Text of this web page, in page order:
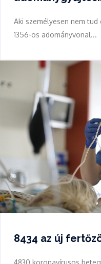
Aki személyesen nem
1356-os adományvonal...
8434 az új
4830 koronavírusos